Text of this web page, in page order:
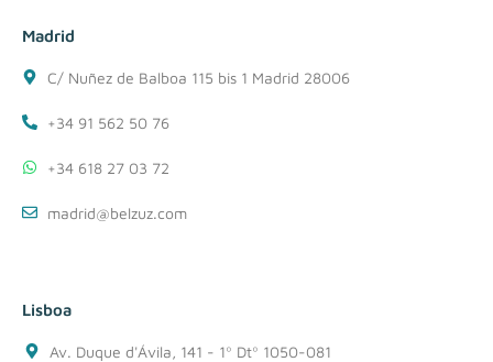
Madrid
C/ Nuñez de Balboa 115 bis 1 Madrid 28006
+34 91 562 50 76
+34 618 27 03 72
madrid@belzuz.com
Lisboa
Av. Duque d'Ávila, 141 - 1º Dtº 1050-081